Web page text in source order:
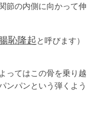
節の内側に向かって伸
恥隆起と呼びます）
ってはこの骨を乗り越
ンパンという弾くよう